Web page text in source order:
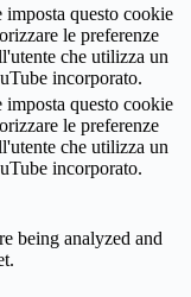
imposta questo cookie
le preferenze
che utilizza un
incorporato.
imposta questo cookie
le preferenze
che utilizza un
incorporato.
being analyzed and